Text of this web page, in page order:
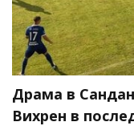
Драма в
Вихрен в